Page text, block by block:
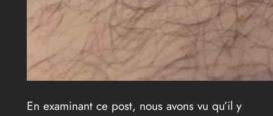
En examinant ce post, nous avons vu qu’il y